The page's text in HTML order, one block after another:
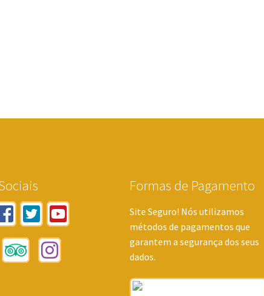
Formas de Pagamento
Site Seguro! Nós utilizamos
métodos de pagamentos que
garantem a segurança dos seus
dados.